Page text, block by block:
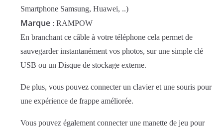
Smartphone Samsung, Huawei, ..)
Marque : RAMPOW
En branchant ce câble à votre téléphone cela permet de
sauvegarder instantanément vos photos, sur une simple clé
USB ou un Disque de stockage externe.
De plus, vous pouvez connecter un clavier et une souris pour
une expérience de frappe améliorée.
Vous pouvez également connecter une manette de jeu pour